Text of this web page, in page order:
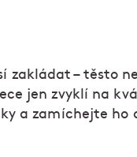
zakládat – těsto
jen zvyklí na
a zamíchejte ho